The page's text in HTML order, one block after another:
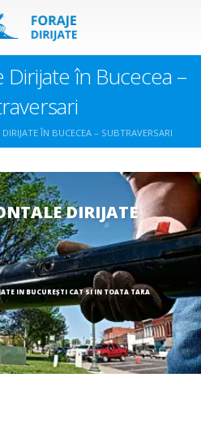
în Bucecea –
ÎN BUCECEA – SUBTRAVERSARI
DIRIJATE
IN BUCUREȘTI CAT SI IN TOATA TARA